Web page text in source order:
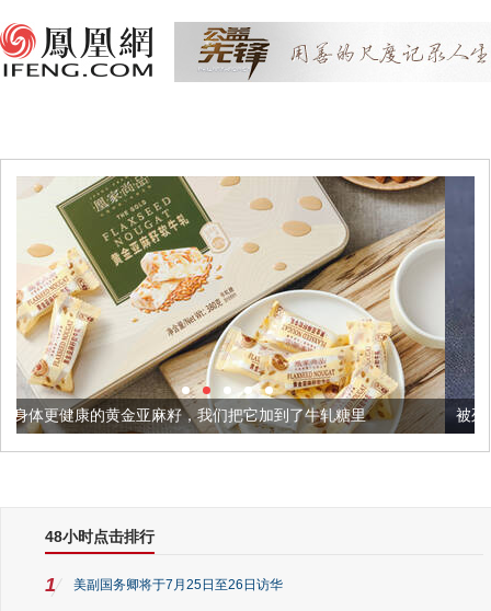
麻籽，我们把它加到了牛轧糖里 被列入佛家七宝的它到底
48小时点击排行
1 美副国务卿将于7月25日至26日访华